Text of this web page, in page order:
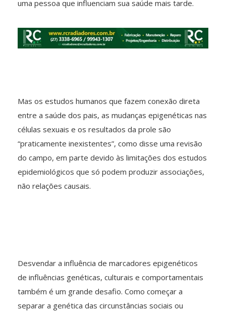
uma pessoa que influenciam sua saúde mais tarde.
Mas os estudos humanos que fazem conexão direta
entre a saúde dos pais, as mudanças epigenéticas nas
células sexuais e os resultados da prole são
“praticamente inexistentes”, como disse uma revisão
do campo, em parte devido às limitações dos estudos
epidemiológicos que só podem produzir associações,
não relações causais.
Desvendar a influência de marcadores epigenéticos
de influências genéticas, culturais e comportamentais
também é um grande desafio. Como começar a
separar a genética das circunstâncias sociais ou